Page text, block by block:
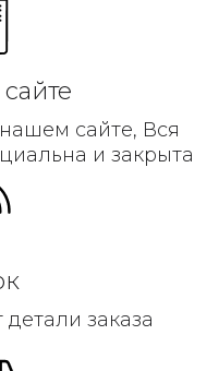
сайте, Вся
и закрыта
заказа